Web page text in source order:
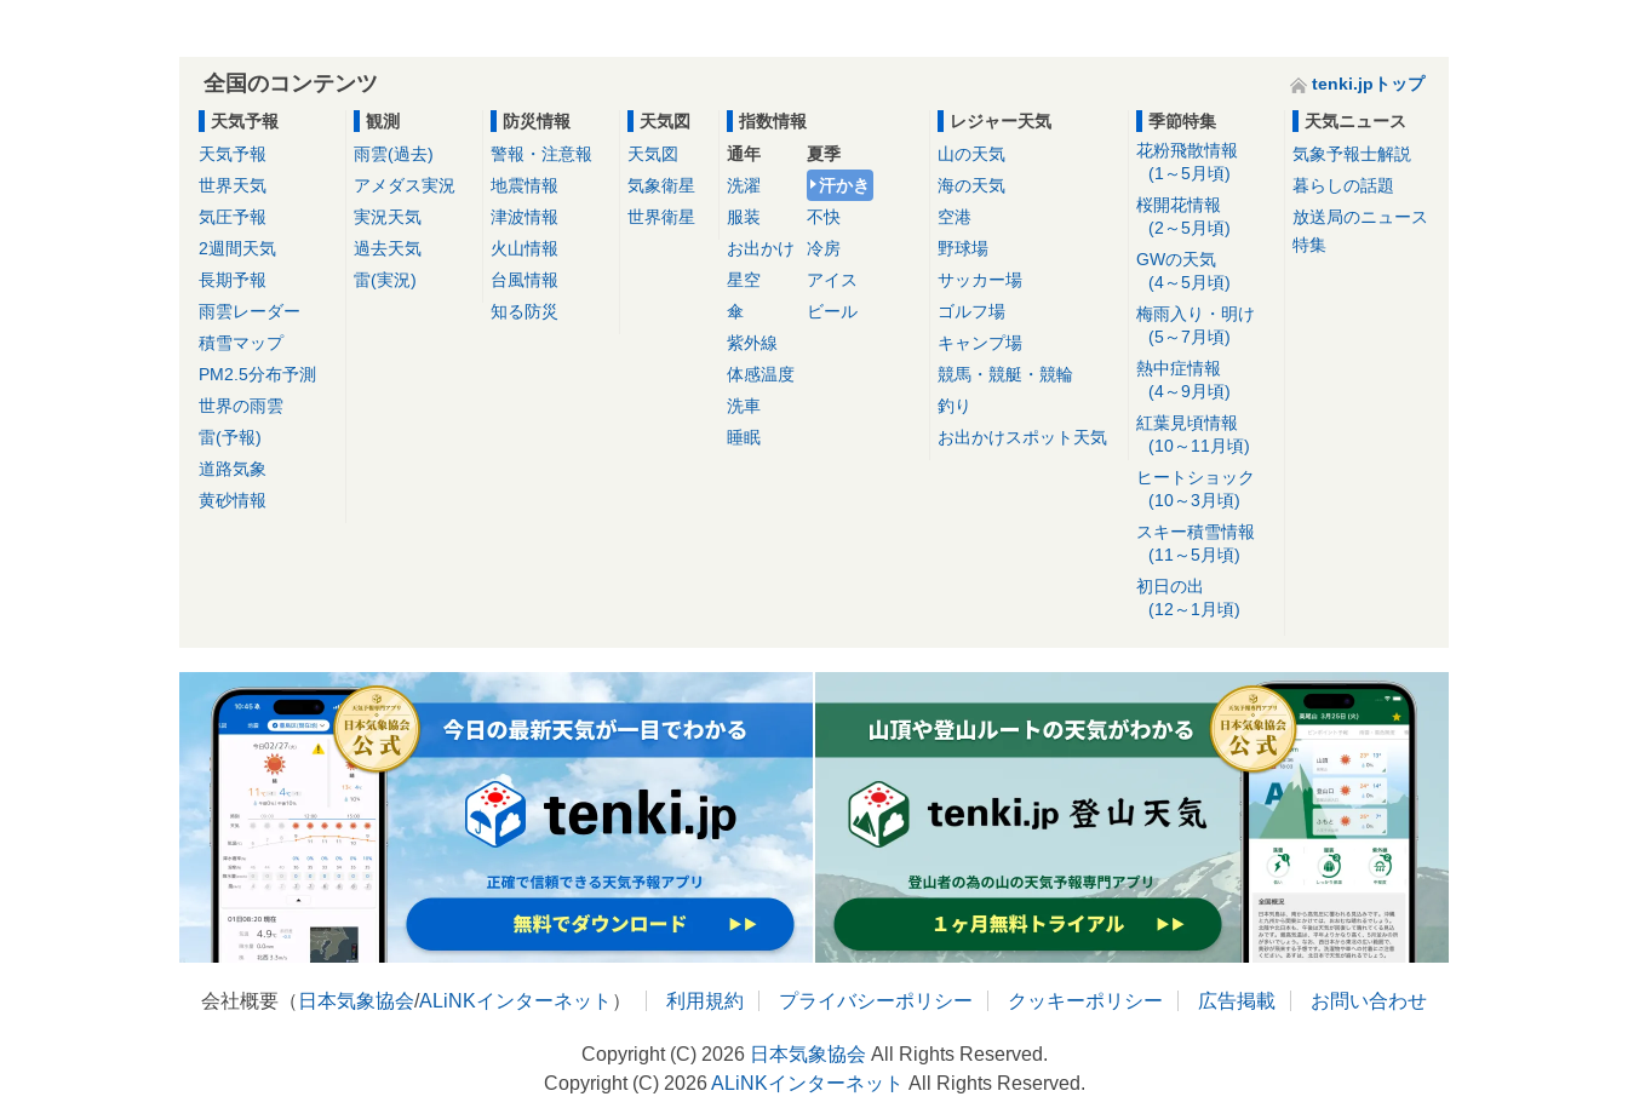
全国のコンテンツ
tenki.jpトップ
天気予報
天気予報
世界天気
気圧予報
2週間天気
長期予報
雨雲レーダー
積雪マップ
PM2.5分布予測
世界の雨雲
雷(予報)
道路気象
黄砂情報
観測
雨雲(過去)
アメダス実況
実況天気
過去天気
雷(実況)
防災情報
警報・注意報
地震情報
津波情報
火山情報
台風情報
知る防災
天気図
天気図
気象衛星
世界衛星
指数情報
通年
洗濯
服装
お出かけ
星空
傘
紫外線
体感温度
洗車
睡眠
夏季
汗かき
不快
冷房
アイス
ビール
レジャー天気
山の天気
海の天気
空港
野球場
サッカー場
ゴルフ場
キャンプ場
競馬・競艇・競輪
釣り
お出かけスポット天気
季節特集
花粉飛散情報
(1～5月頃)
桜開花情報
(2～5月頃)
GWの天気
(4～5月頃)
梅雨入り・明け
(5～7月頃)
熱中症情報
(4～9月頃)
紅葉見頃情報
(10～11月頃)
ヒートショック
(10～3月頃)
スキー積雪情報
(11～5月頃)
初日の出
(12～1月頃)
天気ニュース
気象予報士解説
暮らしの話題
放送局のニュース
特集
会社概要（ 日本気象協会/ALiNKインターネット ） 利用規約 プライバシーポリシー クッキーポリシー 広告掲載 お問い合わせ
Copyright (C) 2026 日本気象協会 All Rights Reserved.
Copyright (C) 2026ALiNKインターネット All Rights Reserved.